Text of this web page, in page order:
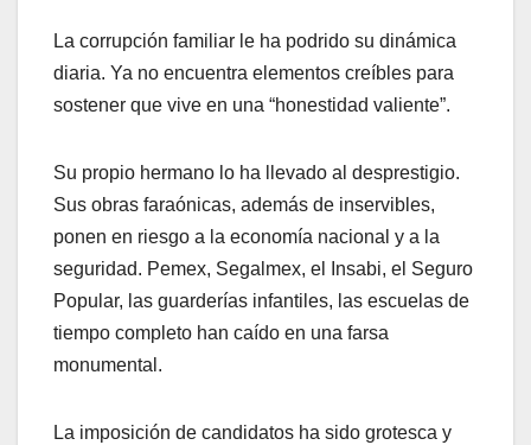
La corrupción familiar le ha podrido su dinámica
diaria. Ya no encuentra elementos creíbles para
sostener que vive en una “honestidad valiente”.
Su propio hermano lo ha llevado al desprestigio.
Sus obras faraónicas, además de inservibles,
ponen en riesgo a la economía nacional y a la
seguridad. Pemex, Segalmex, el Insabi, el Seguro
Popular, las guarderías infantiles, las escuelas de
tiempo completo han caído en una farsa
monumental.
La imposición de candidatos ha sido grotesca y